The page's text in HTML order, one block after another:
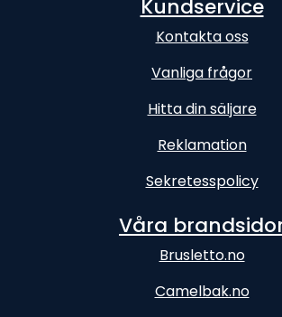
Kundservice
Kontakta oss
Vanliga frågor
Hitta din säljare
Reklamation
Sekretesspolicy
Våra
Brusletto.no
Camelbak.no